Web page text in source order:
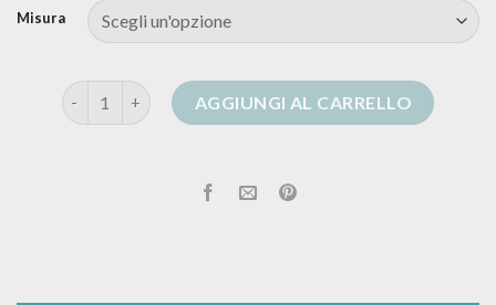
Misura
cardigan donna corto quantitàAGGIUNGI AL CARRELLO